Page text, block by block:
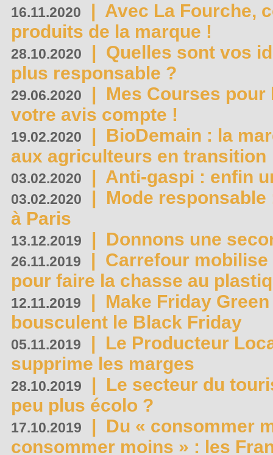
16.11.2020 | Avec La Fourche,
produits de la marque !
28.10.2020 | Quelles sont vos
plus responsable ?
29.06.2020 | Mes Courses pour
votre avis compte !
19.02.2020 | BioDemain : la
aux agriculteurs en transition
03.02.2020 | Anti-gaspi : enfin
03.02.2020 | Mode
à Paris
13.12.2019 | Donnons une
26.11.2019 | Carrefour
pour faire la chasse au
12.11.2019 | Make Friday
bousculent le Black Friday
05.11.2019 | Le Producteur
supprime les marges
28.10.2019 | Le secteur du
peu plus écolo ?
17.10.2019 | Du « consommer
consommer moins » : les